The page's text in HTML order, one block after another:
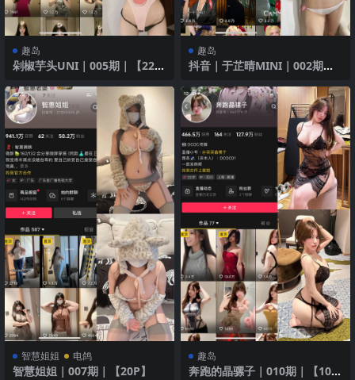
趣岛
剁椒芋头UNI｜005期｜【22P
趣岛
抖音｜于芷晴MINI｜002期｜
智慧姐姐 电鸽
智慧姐姐｜007期｜【20P】
趣岛
奔跑的晶骡子｜010期｜【100